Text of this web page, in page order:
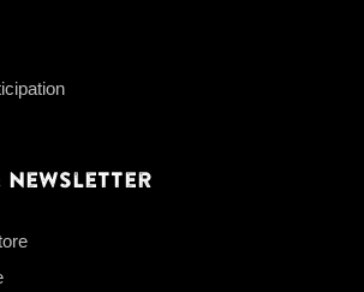
Newsletter